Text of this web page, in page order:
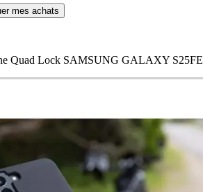
mes achats
Quad Lock SAMSUNG GALAXY S25FE